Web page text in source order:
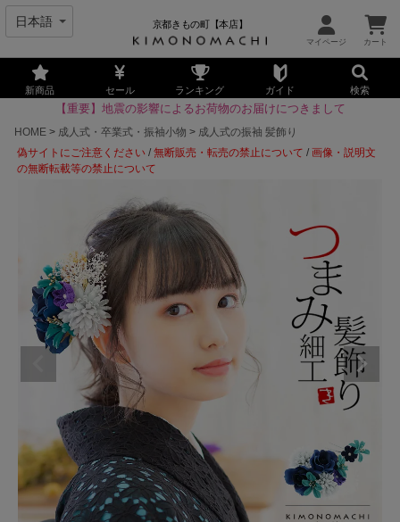
京都きもの町【本店】
新商品 セール ランキング ガイド 検索
【重要】地震の影響によるお荷物のお届けにつきまして
HOME
成人式・卒業式・振袖小物
成人式の振袖 髪飾り
偽サイトにご注意ください /無断販売・転売の禁止について /画像・説明文
の無断転載等の禁止について